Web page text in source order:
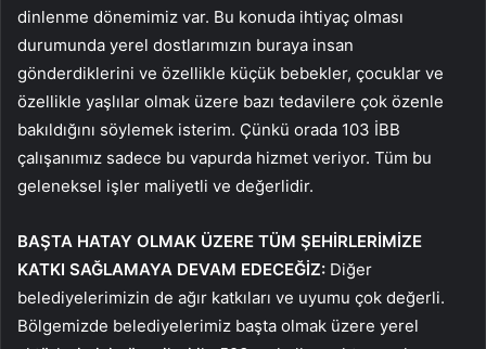
dinlenme dönemimiz var. Bu konuda ihtiyaç olması
durumunda yerel dostlarımızın buraya insan
gönderdiklerini ve özellikle küçük bebekler, çocuklar ve
özellikle yaşlılar olmak üzere bazı tedavilere çok özenle
bakıldığını söylemek isterim. Çünkü orada 103 İBB
çalışanımız sadece bu vapurda hizmet veriyor. Tüm bu
geleneksel işler maliyetli ve değerlidir.
BAŞTA HATAY OLMAK ÜZERE TÜM ŞEHİRLERİMİZE
KATKI SAĞLAMAYA DEVAM EDECEĞİZ: Diğer
belediyelerimizin de ağır katkıları ve uyumu çok değerli.
Bölgemizde belediyelerimiz başta olmak üzere yerel